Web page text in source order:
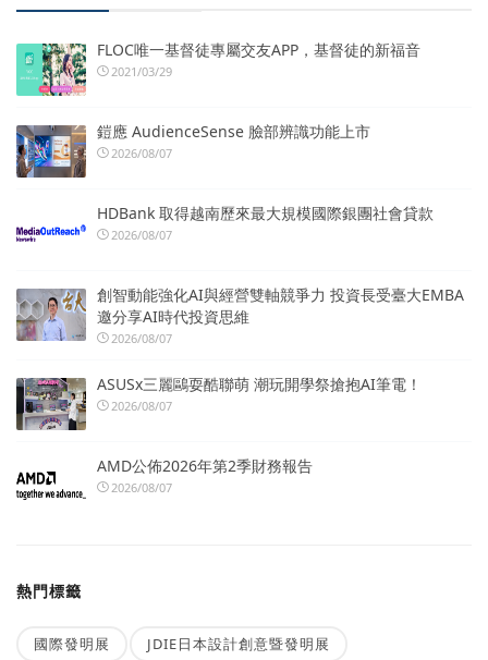
FLOC唯一基督徒專屬交友APP，基督徒的新福音
2021/03/29
鎧應 AudienceSense 臉部辨識功能上市
2026/08/07
HDBank 取得越南歷來最大規模國際銀團社會貸款
2026/08/07
創智動能強化AI與經營雙軸競爭力 投資長受臺大EMBA
邀分享AI時代投資思維
2026/08/07
ASUSx三麗鷗耍酷聯萌 潮玩開學祭搶抱AI筆電！
2026/08/07
AMD公佈2026年第2季財務報告
2026/08/07
熱門標籤
國際發明展 JDIE日本設計創意暨發明展